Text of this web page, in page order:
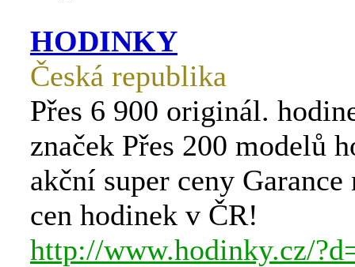
HODINKY
Česká republika
Přes 6 900 originál.
značek Přes 200 modelů
akční super ceny
cen hodinek v ČR!
http://www.hodinky.cz/